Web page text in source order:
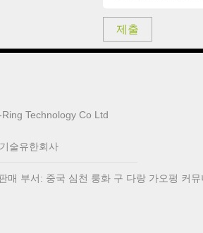
제출
Technology Co Ltd
술유한회사
매 부서: 중국 심천 룽화 구 다랑 가오펑 커